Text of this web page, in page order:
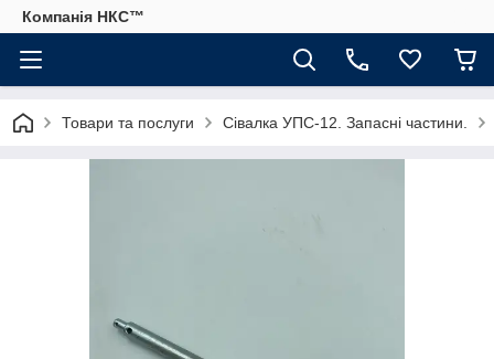
Компанія НКС™
Товари та послуги Сівалка УПС-12. Запасні частини.